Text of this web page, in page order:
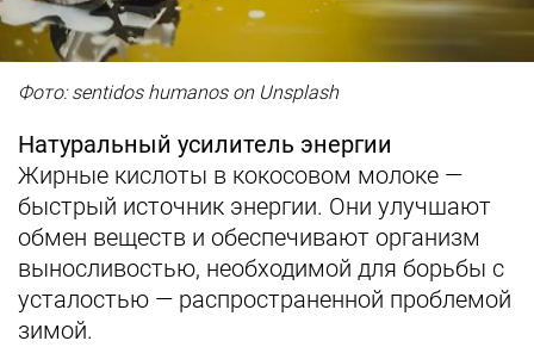
Фото: sentidos humanos on Unsplash
Натуральный усилитель энергии
Жирные кислоты в кокосовом молоке —
быстрый источник энергии. Они улучшают
обмен веществ и обеспечивают организм
выносливостью, необходимой для борьбы с
усталостью — распространенной проблемой
зимой.